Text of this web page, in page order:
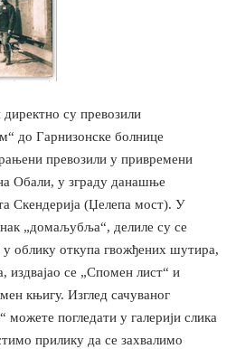
су превозили
до Гарнизонске болнице
превозили у привремени
Обали, у зграду данашње
Скендерија (Џелепа мост). У
„домаљубља“, делиле су се
облику откупа гвожђених шутира,
издвајао се „Спомен лист“ и
књигу. Изглед сачуваног
погледати у галерији слика
прилику да се захвалимо